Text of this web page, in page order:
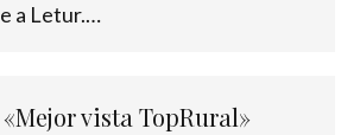
a Letur.…
vista TopRural»